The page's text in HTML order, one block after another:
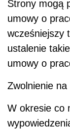
Strony mogą
umowy o
wcześniejszy
ustalenie
umowy o
Zwolnienie
W okresie co